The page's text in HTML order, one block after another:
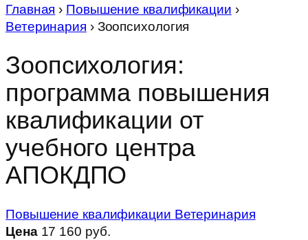
Главная › Повышение квалификации ›
Ветеринария › Зоопсихология
Зоопсихология:
программа повышения
квалификации от
учебного центра
АПОКДПО
Повышение квалификации Ветеринария
Цена 17 160 руб.